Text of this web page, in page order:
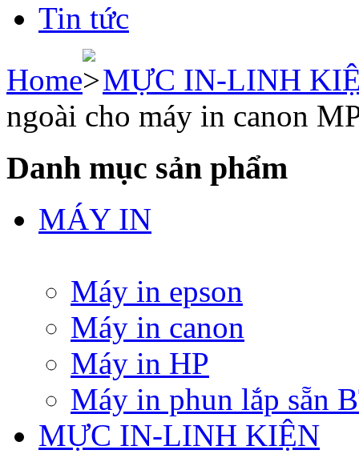
Tin tức
Home
MỰC IN-LINH
ngoài cho máy in canon
Danh mục sản phẩm
MÁY IN
Máy in epson
Máy in canon
Máy in HP
Máy in phun lắp sẵn
MỰC IN-LINH KIỆN